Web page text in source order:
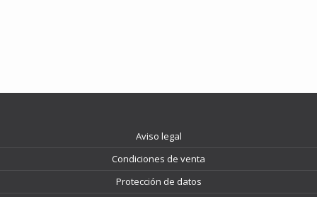
Aviso legal
Condiciones de venta
Protección de datos